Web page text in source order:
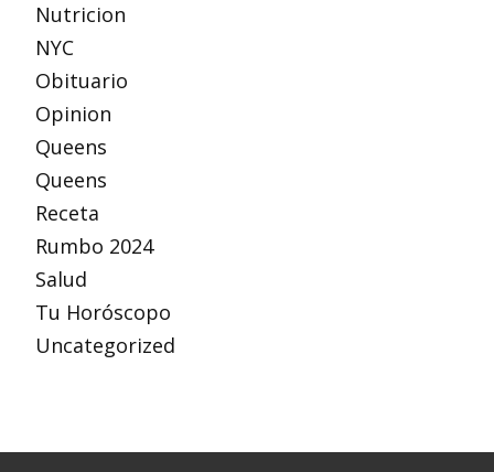
Nutricion
NYC
Obituario
Opinion
Queens
Queens
Receta
Rumbo 2024
Salud
Tu Horóscopo
Uncategorized